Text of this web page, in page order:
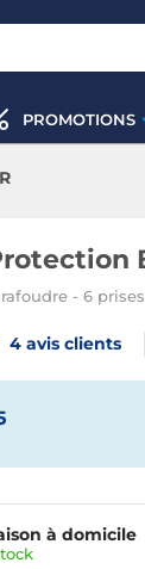
PROMOTIONS
- 6 prises
4 avis clients
à domicile